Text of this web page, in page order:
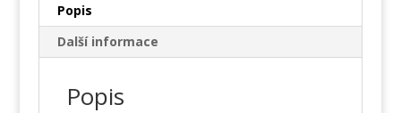
Popis
Další informace
Popis